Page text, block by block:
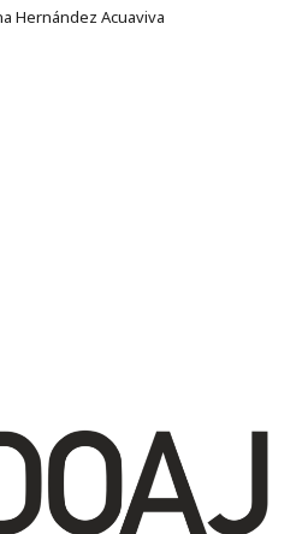
Hernández Acuaviva